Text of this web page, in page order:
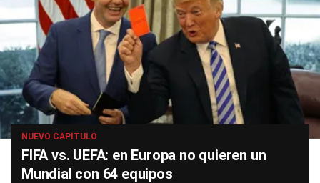
NUEVO CAPÍTULO
FIFA vs. UEFA: en Europa no quieren un
Mundial con 64 equipos